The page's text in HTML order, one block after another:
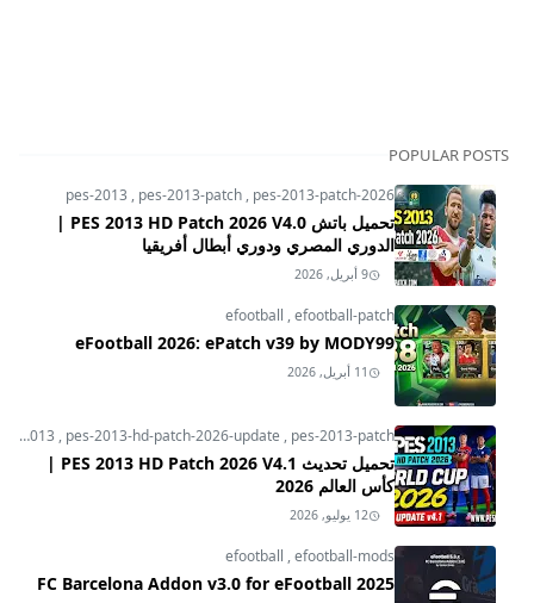
POPULAR POSTS
pes-2013 , pes-2013-patch, pes-2013-patch-2026
تحميل باتش PES 2013 HD Patch 2026 V4.0 |
الدوري المصري ودوري أبطال أفريقيا
9 أبريل, 2026
efootball ,efootball-patch
eFootball 2026: ePatch v39 by MODY99
11 أبريل, 2026
pes-2013 , pes-2013-hd-patch-2026-update , pes-2013-patch
تحميل تحديث PES 2013 HD Patch 2026 V4.1 |
كأس العالم 2026
12 يوليو, 2026
efootball ,efootball-mods
FC Barcelona Addon v3.0 for eFootball 2025